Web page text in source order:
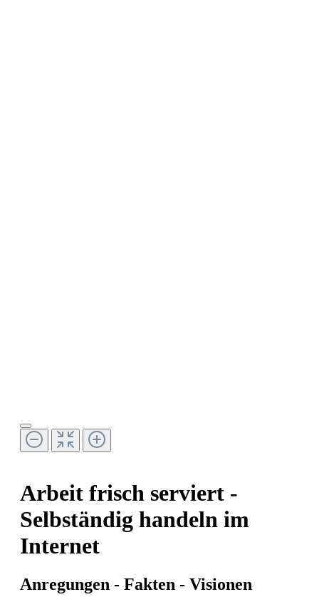
Arbeit frisch serviert -
Selbständig handeln im
Internet
Anregungen - Fakten - Visionen